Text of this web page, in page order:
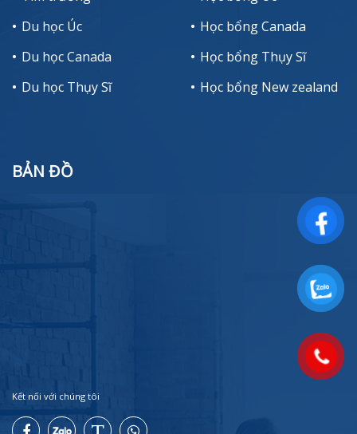
Du học Úc
Du học Canada
Du học Thụy Sĩ
Học bổng Canada
Học bổng Thụy Sĩ
Học bổng New zealand
BẢN ĐỒ
Kết nối với chúng tôi